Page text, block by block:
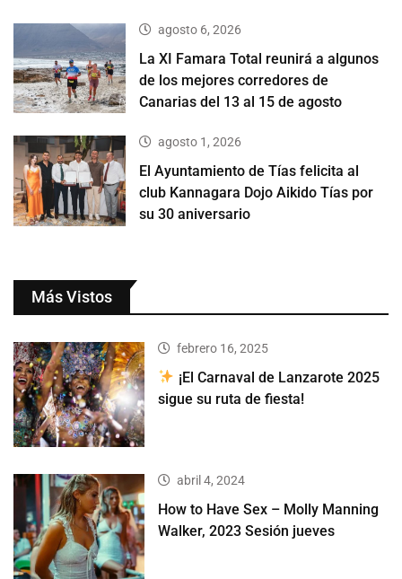
agosto 6, 2026
La XI Famara Total reunirá a algunos
de los mejores corredores de
Canarias del 13 al 15 de agosto
agosto 1, 2026
El Ayuntamiento de Tías felicita al
club Kannagara Dojo Aikido Tías por
su 30 aniversario
Más Vistos
febrero 16, 2025
¡El Carnaval de Lanzarote 2025
sigue su ruta de fiesta!
abril 4, 2024
How to Have Sex – Molly Manning
Walker, 2023 Sesión jueves